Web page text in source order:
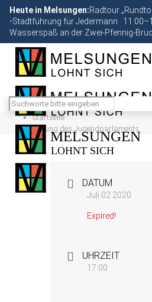
Heute in Melsungen:Radtour
•Stadtführung für Jedermann ·
Wasserspaß an der Zwei-Pfennig-
Startseite
Sitzung des Jugendparlaments
DATUM
Juli 02 2020
Expired!
UHRZEIT
17:00